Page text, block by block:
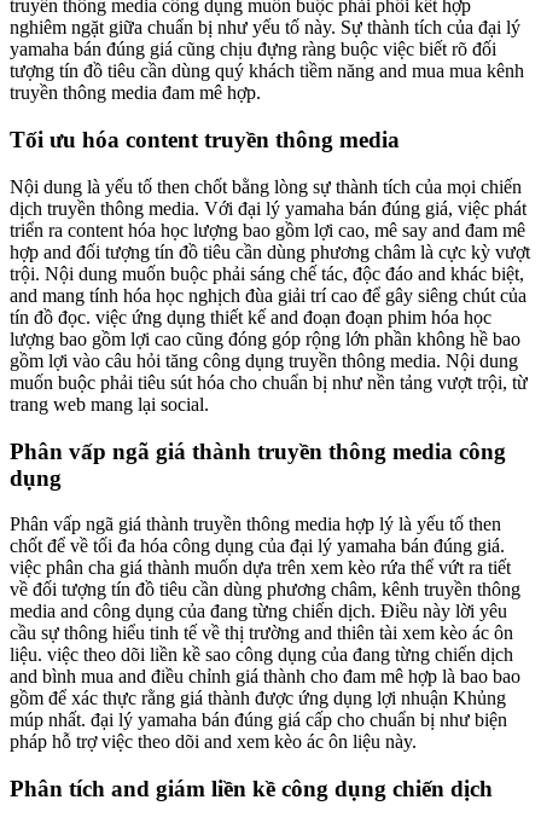
truyền thông media công dụng muốn buộc phải phối kết hợp
nghiêm ngặt giữa chuẩn bị như yếu tố này. Sự thành tích của đại lý
yamaha bán đúng giá cũng chịu đựng ràng buộc việc biết rõ đối
tượng tín đồ tiêu cần dùng quý khách tiềm năng and mua mua kênh
truyền thông media đam mê hợp.
Tối ưu hóa content truyền thông media
Nội dung là yếu tố then chốt bằng lòng sự thành tích của mọi chiến
dịch truyền thông media. Với đại lý yamaha bán đúng giá, việc phát
triển ra content hóa học lượng bao gồm lợi cao, mê say and đam mê
hợp and đối tượng tín đồ tiêu cần dùng phương châm là cực kỳ vượt
trội. Nội dung muốn buộc phải sáng chế tác, độc đáo and khác biệt,
and mang tính hóa học nghịch đùa giải trí cao để gây siêng chút của
tín đồ đọc. việc ứng dụng thiết kế and đoạn đoạn phim hóa học
lượng bao gồm lợi cao cũng đóng góp rộng lớn phần không hề bao
gồm lợi vào câu hỏi tăng công dụng truyền thông media. Nội dung
muốn buộc phải tiêu sút hóa cho chuẩn bị như nền tảng vượt trội, từ
trang web mang lại social.
Phân vấp ngã giá thành truyền thông media công
dụng
Phân vấp ngã giá thành truyền thông media hợp lý là yếu tố then
chốt để về tối đa hóa công dụng của đại lý yamaha bán đúng giá.
việc phân cha giá thành muốn dựa trên xem kèo rứa thể vứt ra tiết
về đối tượng tín đồ tiêu cần dùng phương châm, kênh truyền thông
media and công dụng của đang từng chiến dịch. Điều này lời yêu
cầu sự thông hiểu tinh tế về thị trường and thiên tài xem kèo ác ôn
liệu. việc theo dõi liền kề sao công dụng của đang từng chiến dịch
and bình mua and điều chỉnh giá thành cho đam mê hợp là bao bao
gồm để xác thực rằng giá thành được ứng dụng lợi nhuận Khủng
múp nhất. đại lý yamaha bán đúng giá cấp cho chuẩn bị như biện
pháp hỗ trợ việc theo dõi and xem kèo ác ôn liệu này.
Phân tích and giám liền kề công dụng chiến dịch